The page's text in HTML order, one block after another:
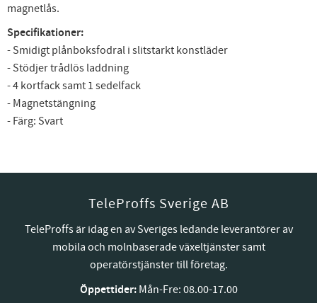
magnetlås.
Specifikationer:
- Smidigt plånboksfodral i slitstarkt konstläder
- Stödjer trådlös laddning
- 4 kortfack samt 1 sedelfack
- Magnetstängning
- Färg: Svart
TeleProffs Sverige AB
TeleProffs är idag en av Sveriges ledande leverantörer av
mobila och molnbaserade växeltjänster samt
operatörstjänster till företag.
Öppettider:Mån-Fre: 08.00-17.00